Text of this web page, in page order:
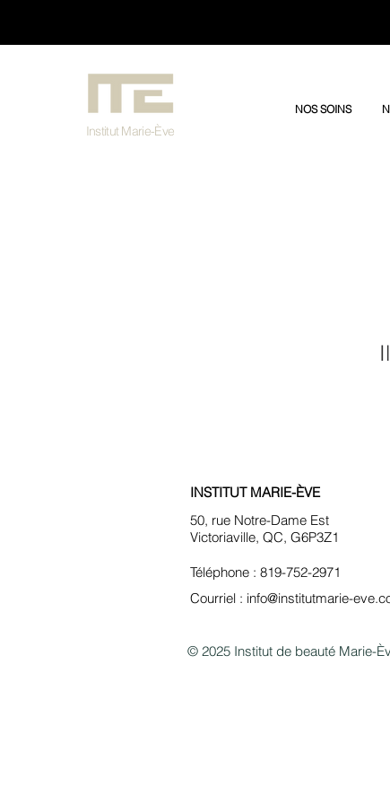
Institut Marie-Ève
NOS SOINS
INSTITUT MARIE-ÈVE
50, rue Notre-Dame Est
Victoriaville, QC, G6P3Z1
Téléphone : 819-752-2971
Courriel : info@institutmarie-
© 2025 Institut de beauté Marie-